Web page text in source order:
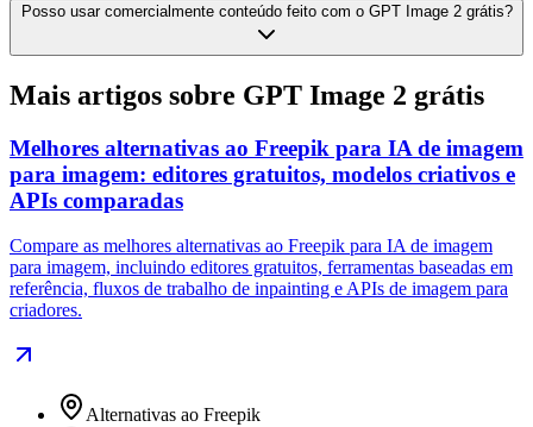
Posso usar comercialmente conteúdo feito com o GPT Image 2 grátis?
Mais artigos sobre GPT Image 2 grátis
Melhores alternativas ao Freepik para IA de imagem
para imagem: editores gratuitos, modelos criativos e
APIs comparadas
Compare as melhores alternativas ao Freepik para IA de imagem
para imagem, incluindo editores gratuitos, ferramentas baseadas em
referência, fluxos de trabalho de inpainting e APIs de imagem para
criadores.
Alternativas ao Freepik